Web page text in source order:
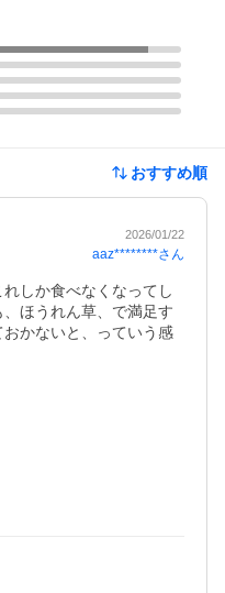
おすすめ順
2026/01/22
aaz********さん
しか食べなくなってし
ほうれん草、で満足す
かないと、っていう感